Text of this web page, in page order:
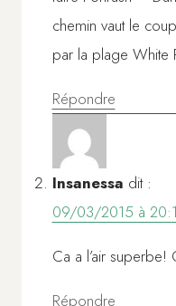
chemin vaut le
par la plage White
Répondre
Insanessa dit :
09/03/2015 à
Ca a l’air
Répondre